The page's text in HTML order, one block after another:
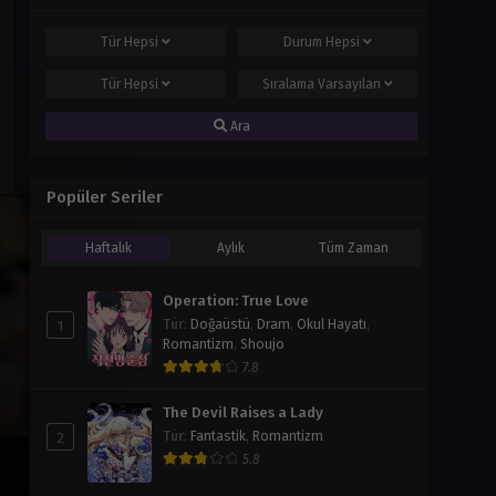
Tür Hepsi Durum Hepsi
Tür Hepsi Sıralama Varsayılan
Ara
Popüler Seriler
Haftalık Aylık Tüm Zaman
1
Operation: True Love
Tür: Doğaüstü, Dram, Okul Hayatı,
Romantizm, Shoujo
7.8
2
The Devil Raises a Lady
Tür: Fantastik, Romantizm
5.8